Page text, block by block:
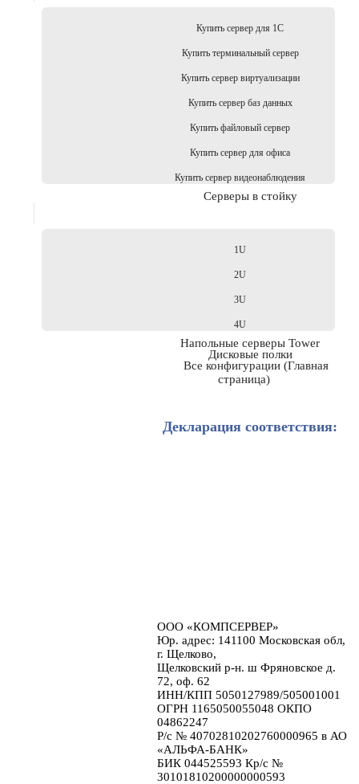
Купить сервер для 1С
Купить терминальный сервер
Купить сервер виртуализации
Купить сервер баз данных
Купить файловый сервер
Купить сервер для офиса
Купить сервер видеонаблюдения
Серверы в стойку
1U
2U
3U
4U
Напольные серверы Tower
Дисковые полки
Все конфигурации (Главная
страница)
Декларация соответствия:
ООО «КОМПСЕРВЕР»
Юр. адрес: 141100 Московская обл,
г. Щелково,
Щелковский р-н. ш Фряновское д.
72, оф. 62
ИНН/КПП 5050127989/505001001
ОГРН 1165050055048 ОКПО
04862247
Р/с № 40702810202760000965 в АО
«АЛЬФА-БАНК»
БИК 044525593 Кр/с №
30101810200000000593